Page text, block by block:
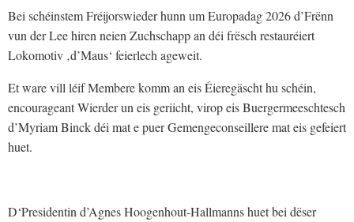
Bei schéinstem Fréijorswieder hunn um Europadag 2026 d’Frënn
vun der Lee hiren neien Zuchschapp an déi frësch restauréiert
Lokomotiv ‚d’Maus‘ feierlech ageweit.
Et ware vill léif Membere komm an eis Éieregäscht hu schéin,
encourageant Wierder un eis geriicht, virop eis Buergermeeschtesch
d’Myriam Binck déi mat e puer Gemengeconseillere mat eis gefeiert
huet.
D‘Presidentin d’Agnes Hoogenhout-Hallmanns huet bei dëser